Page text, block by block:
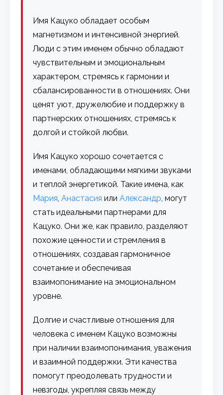
Имя Кацуко обладает особым
магнетизмом и интенсивной энергией.
Люди с этим именем обычно обладают
чувствительным и эмоциональным
характером, стремясь к гармонии и
сбалансированности в отношениях. Они
ценят уют, дружелюбие и поддержку в
партнерских отношениях, стремясь к
долгой и стойкой любви.
Имя Кацуко хорошо сочетается с
именами, обладающими мягкими звуками
и теплой энергетикой. Такие имена, как
Мария,Анастасия илиАлександр, могут
стать идеальными партнерами для
Кацуко. Они же, как правило, разделяют
похожие ценности и стремления в
отношениях, создавая гармоничное
сочетание и обеспечивая
взаимопонимание на эмоциональном
уровне.
Долгие и счастливые отношения для
человека с именем Кацуко возможны
при наличии взаимопонимания, уважения
и взаимной поддержки. Эти качества
помогут преодолевать трудности и
невзгоды, укрепляя связь между